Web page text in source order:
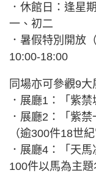
．休館日：逢星
一、初二
．暑假特別開放
10:00-18:00
同場亦可參觀9大
．展廳1：「紫
．展廳2：「紫
（逾300件18世
．展廳4：「天
100件以馬為主題